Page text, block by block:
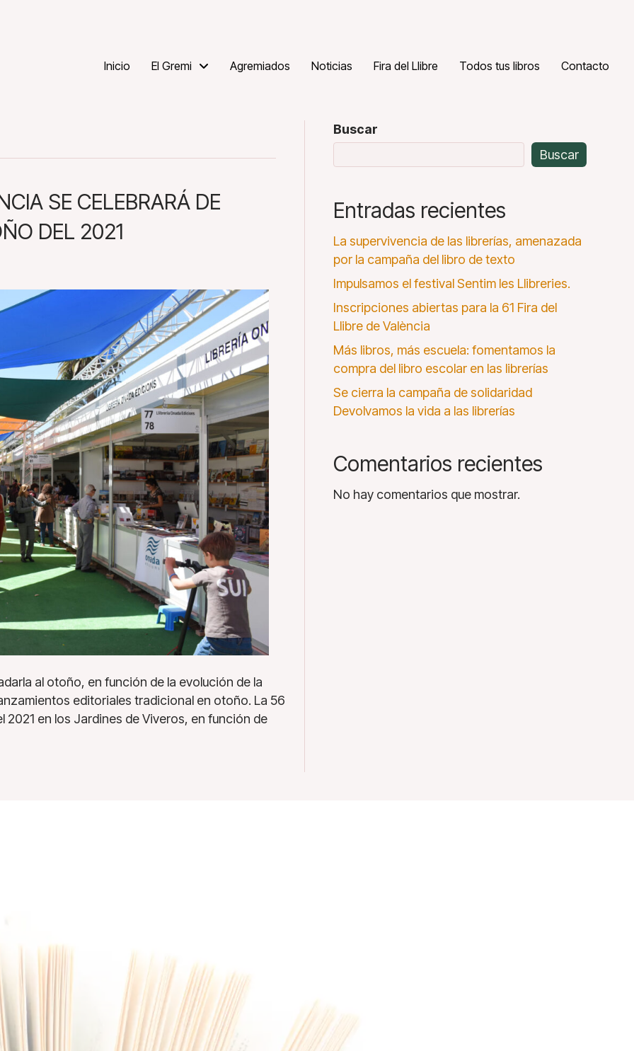
Inicio El Gremi Agremiados Noticias Fira del Llibre Todos tus libros Contacto
SE CELEBRARÁ DE
DEL 2021
al otoño, en función de la evolución de la
editoriales tradicional en otoño. La 56
2021 en los Jardines de Viveros, en función de
Buscar
Buscar
Entradas recientes
La supervivencia de las librerías, amenazada
por la campaña del libro de texto
Impulsamos el festival Sentim les Llibreries.
Inscripciones abiertas para la 61 Fira del
Llibre de València
Más libros, más escuela: fomentamos la
compra del libro escolar en las librerías
Se cierra la campaña de solidaridad
Devolvamos la vida a las librerías
Comentarios recientes
No hay comentarios que mostrar.